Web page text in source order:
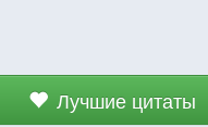
Лучшие цитаты